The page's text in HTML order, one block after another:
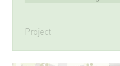
Project